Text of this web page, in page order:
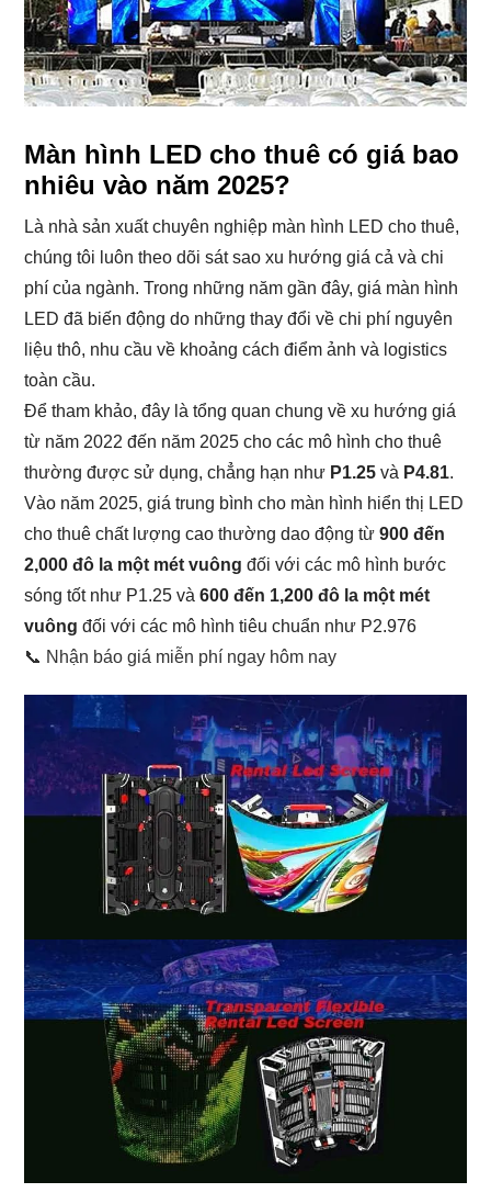
Màn hình LED cho thuê có giá bao
nhiêu vào năm 2025?
Là nhà sản xuất chuyên nghiệp màn hình LED cho thuê,
chúng tôi luôn theo dõi sát sao xu hướng giá cả và chi
phí của ngành. Trong những năm gần đây, giá màn hình
LED đã biến động do những thay đổi về chi phí nguyên
liệu thô, nhu cầu về khoảng cách điểm ảnh và logistics
toàn cầu.
Để tham khảo, đây là tổng quan chung về xu hướng giá
từ năm 2022 đến năm 2025 cho các mô hình cho thuê
thường được sử dụng, chẳng hạn như P1.25 và P4.81.
Vào năm 2025, giá trung bình cho màn hình hiển thị LED
cho thuê chất lượng cao thường dao động từ900 đến
2,000 đô la một mét vuông đối với các mô hình bước
sóng tốt như P1.25 và600 đến 1,200 đô la một mét
vuông đối với các mô hình tiêu chuẩn như P2.976
📞 Nhận báo giá miễn phí ngay hôm nay